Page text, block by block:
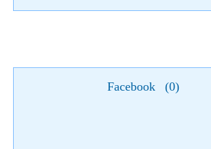
Facebook (0)